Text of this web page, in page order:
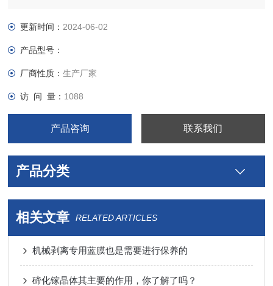
更新时间： 2024-06-02
产品型号：
厂商性质：生产厂家
访 问 量： 1088
产品咨询 联系我们
产品分类
相关文章 RELATED ARTICLES
机械剥离专用蓝膜也是需要进行保养的
碲化镓晶体其主要的作用，你了解了吗？